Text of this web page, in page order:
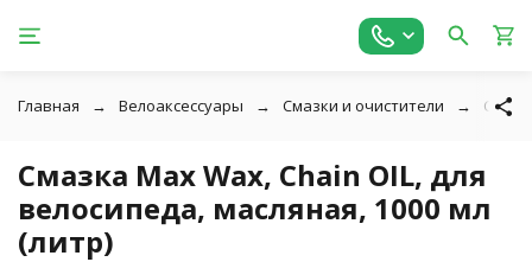
Главная Велоаксессуары Смазки и очистители
Смазка Max Wax, Chain OIL, для
велосипеда, масляная, 1000 мл
(литр)